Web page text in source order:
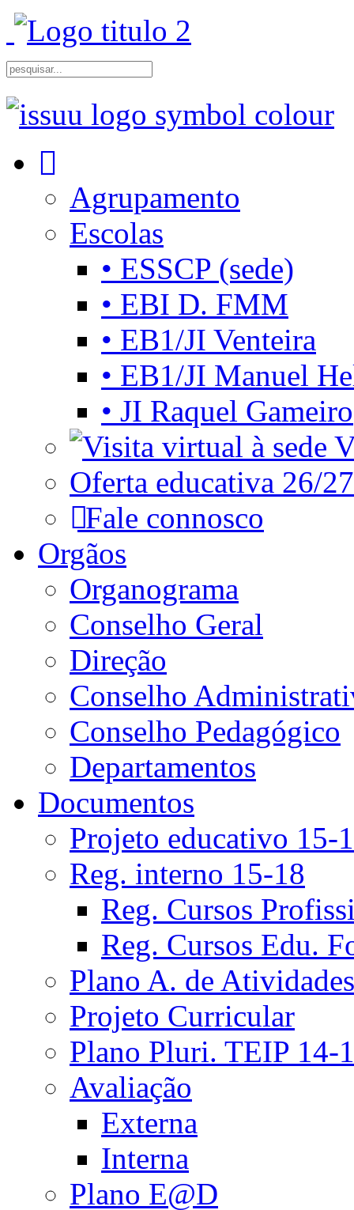
Agrupamento
Escolas
• ESSCP (sede)
• EBI D. FMM
• EB1/JI Venteira
• EB1/JI Manuel
• JI Raquel Gameiro
Oferta educativa 26/27
Fale connosco
Orgãos
Organograma
Conselho Geral
Direção
Conselho
Conselho Pedagógico
Departamentos
Documentos
Projeto educativo 15-
Reg. interno 15-18
Reg. Cursos
Reg. Cursos Edu.
Plano A. de Atividades
Projeto Curricular
Plano Pluri. TEIP 14-
Avaliação
Externa
Interna
Plano E@D